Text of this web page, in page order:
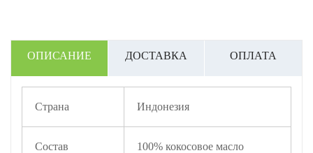
ОПИСАНИЕ ДОСТАВКА ОПЛАТА
Страна Индонезия
Состав
100% кокосовое масло